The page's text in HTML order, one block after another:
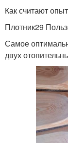
Как считают
Плотник29
Самое
двух